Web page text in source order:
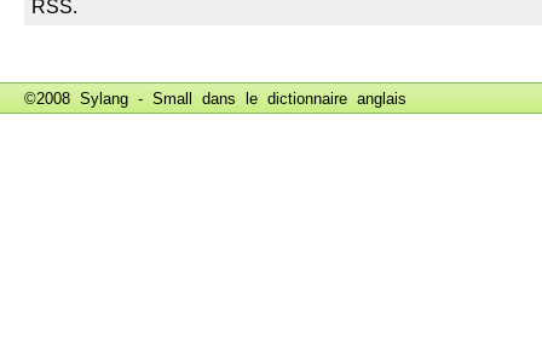
©2008 Sylang - Small dans le dictionnaire anglais